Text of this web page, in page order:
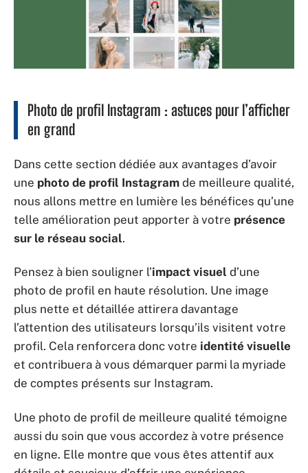
Photo de profil Instagram : astuces pour l’afficher
en grand
Dans cette section dédiée aux avantages d’avoir
une photo de profil Instagram de meilleure qualité,
nous allons mettre en lumière les bénéfices qu’une
telle amélioration peut apporter à votre présence
sur le réseau social.
Pensez à bien souligner l’impact visuel d’une
photo de profil en haute résolution. Une image
plus nette et détaillée attirera davantage
l’attention des utilisateurs lorsqu’ils visitent votre
profil. Cela renforcera donc votre identité visuelle
et contribuera à vous démarquer parmi la myriade
de comptes présents sur Instagram.
Une photo de profil de meilleure qualité témoigne
aussi du soin que vous accordez à votre présence
en ligne. Elle montre que vous êtes attentif aux